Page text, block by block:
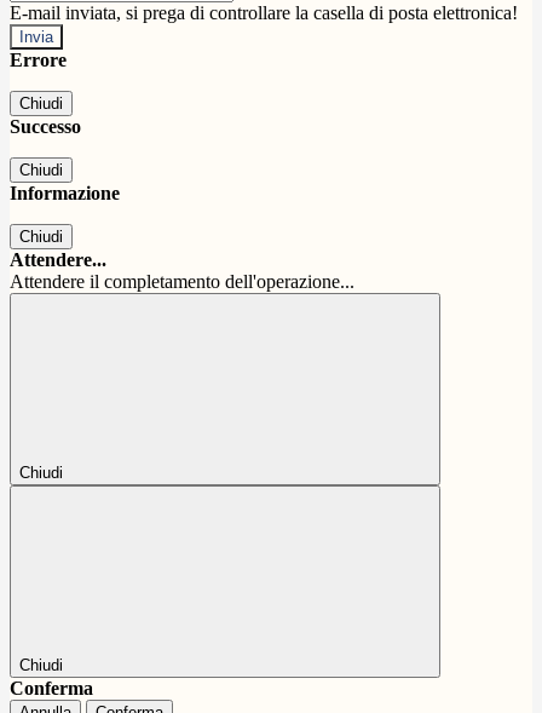
E-mail inviata, si prega di controllare la casella di posta elettronica!
Errore
Chiudi
Successo
Chiudi
Informazione
Chiudi
Attendere...
Attendere il completamento dell'operazione...
Chiudi
Chiudi
Conferma